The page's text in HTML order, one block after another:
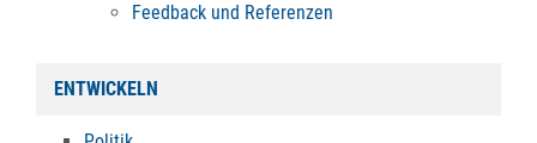
Feedback und Referenzen
ENTWICKELN